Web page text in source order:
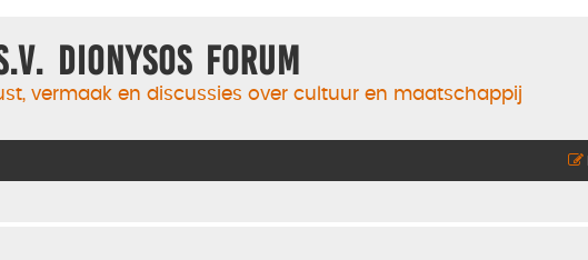
Dionysos Forum
vermaak en discussies over cultuur en maatschappij